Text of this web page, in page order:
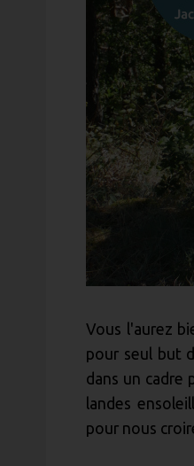
Vous l'aurez
pour seul but
dans un cadre
landes
pour nous